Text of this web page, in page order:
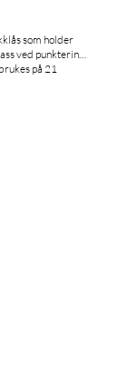
som holder
ved punktering.
på 21
250 firetakt og